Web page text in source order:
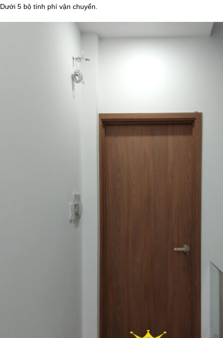
Dưới 5 bộ tính phí vận chuyển.